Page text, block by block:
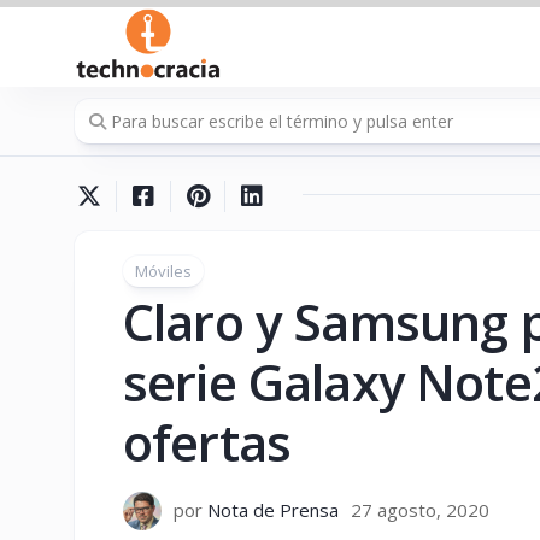
Saltar
contenido
Móviles
Claro y Samsung
serie Galaxy
ofertas
por Nota de Prensa 27 agosto, 2020